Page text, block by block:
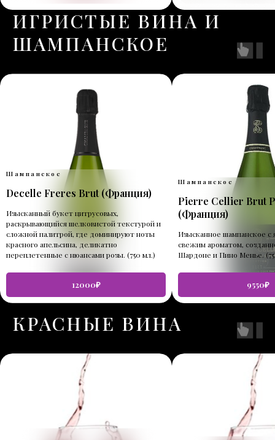
ИГРИСТЫЕ ВИНА И
ШАМПАНСКОЕ
Шампанское
Decelle Freres Brut(Франция)
Изысканный букет цитрусовых,
раскрывающийся шелковистой текстурой и
сложной палитрой, где доминируют ноты
красного апельсина, деликатно
переплетенные с нюансами розы. (750 мл.)
12000₽
Шампанское
Pierre Cellier Brut
(Франция)
Изысканное шампанское с
свежим ароматом,
Шардоне и Пино Менье.
9550₽
КРАСНЫЕ ВИНА